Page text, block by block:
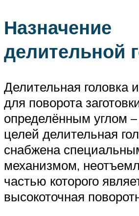
Назначение
делительной
Делительная головка
для поворота
определённым углом
целей делительная
снабжена
механизмом,
частью которого
высокоточная